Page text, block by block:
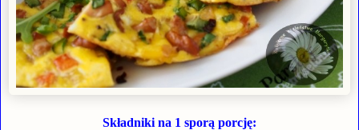
Składniki na 1 sporą porcję: